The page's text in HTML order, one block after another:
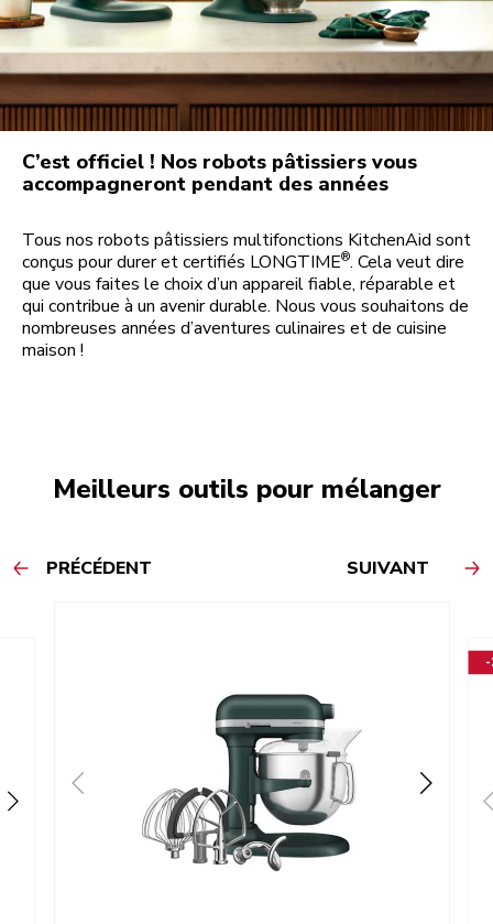
C’est officiel ! Nos robots pâtissiers vous
accompagneront pendant des années
Tous nos robots pâtissiers multifonctions KitchenAid sont
conçus pour durer et certifiés LONGTIME®. Cela veut dire
que vous faites le choix d’un appareil fiable, réparable et
qui contribue à un avenir durable. Nous vous souhaitons de
nombreuses années d’aventures culinaires et de cuisine
maison !
Meilleurs outils pour mélanger
PRÉCÉDENT SUIVANT
-